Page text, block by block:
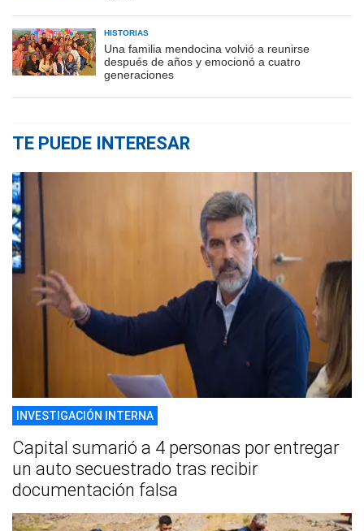
HISTORIAS
Una familia mendocina volvió a reunirse
después de años y emocionó a cuatro
generaciones
TE PUEDE INTERESAR
INVESTIGACIÓN INTERNA
Capital sumarió a 4 personas por entregar
un auto secuestrado tras recibir
documentación falsa